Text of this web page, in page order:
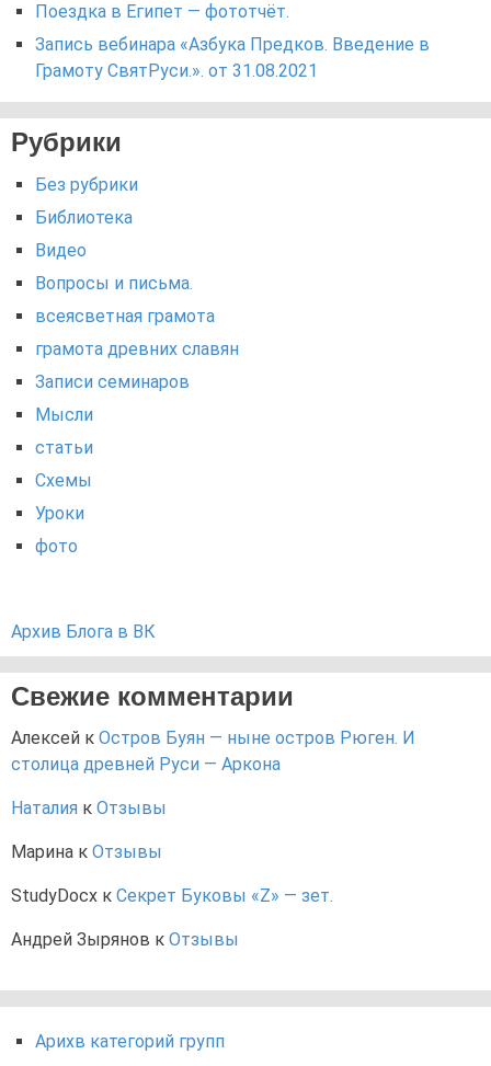
Поездка в Египет — фототчёт.
Запись вебинара «Азбука Предков. Введение в
Грамоту СвятРуси.». от 31.08.2021
Рубрики
Без рубрики
Библиотека
Видео
Вопросы и письма.
всеясветная грамота
грамота древних славян
Записи семинаров
Мысли
статьи
Схемы
Уроки
фото
Архив Блога в ВК
Свежие комментарии
Алексей к Остров Буян — ныне остров Рюген. И
столица древней Руси — Аркона
Наталия к Отзывы
Марина к Отзывы
StudyDocx к Секрет Буковы «Z» — зет.
Андрей Зырянов к Отзывы
Арихв категорий групп